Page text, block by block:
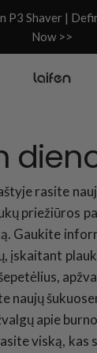
P3 Shaver |
Now >>
rasite
priežiūros
Gaukite
įskaitant
naujų
apie
viską, kas